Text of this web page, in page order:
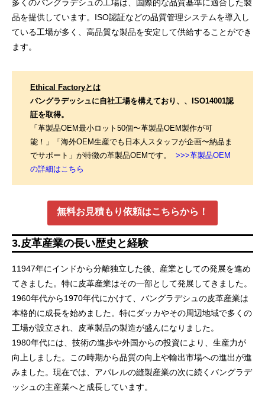
多くのバングラデシュの工場は、国際的な品質基準に適合した製
品を提供しています。ISO認証などの品質管理システムを導入し
ている工場が多く、高品質な製品を安定して供給することができ
ます。
Ethical Factoryとは
バングラデッシュに自社工場を構えており、、ISO14001認
証を取得。
「革製品OEM最小ロット50個〜革製品OEM製作が可
能！」「海外OEM生産でも日本人スタッフが企画〜納品ま
でサポート」が特徴の革製品OEMです。 >>>革製品OEM
の詳細はこちら
無料お見積もり依頼はこちらから！
3.皮革産業の長い歴史と経験
11947年にインドから分離独立した後、産業としての発展を進め
てきました。特に皮革産業はその一部として発展してきました。
1960年代から1970年代にかけて、バングラデシュの皮革産業は
本格的に成長を始めました。特にダッカやその周辺地域で多くの
工場が設立され、皮革製品の製造が盛んになりました。
1980年代には、技術の進歩や外国からの投資により、生産力が
向上しました。この時期から品質の向上や輸出市場への進出が進
みました。現在では、アパレルの縫製産業の次に続くバングラデ
ッシュの主産業へと成長しています。